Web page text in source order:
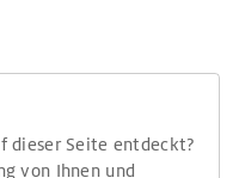
dieser Seite entdeckt?
von Ihnen und